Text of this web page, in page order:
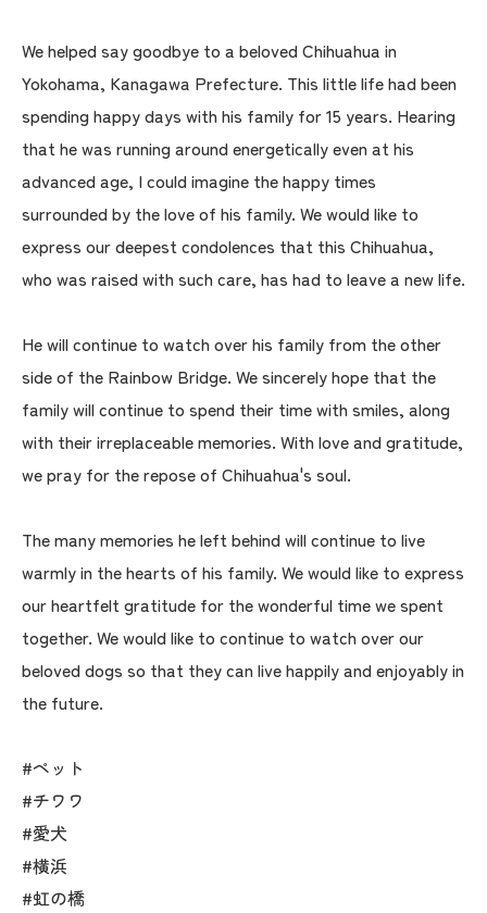
We helped say goodbye to a beloved Chihuahua in
Yokohama, Kanagawa Prefecture. This little life had been
spending happy days with his family for 15 years. Hearing
that he was running around energetically even at his
advanced age, I could imagine the happy times
surrounded by the love of his family. We would like to
express our deepest condolences that this Chihuahua,
who was raised with such care, has had to leave a new life.
He will continue to watch over his family from the other
side of the Rainbow Bridge. We sincerely hope that the
family will continue to spend their time with smiles, along
with their irreplaceable memories. With love and gratitude,
we pray for the repose of Chihuahua's soul.
The many memories he left behind will continue to live
warmly in the hearts of his family. We would like to express
our heartfelt gratitude for the wonderful time we spent
together. We would like to continue to watch over our
beloved dogs so that they can live happily and enjoyably in
the future.
#ペット
#チワワ
#愛犬
#横浜
#虹の橋